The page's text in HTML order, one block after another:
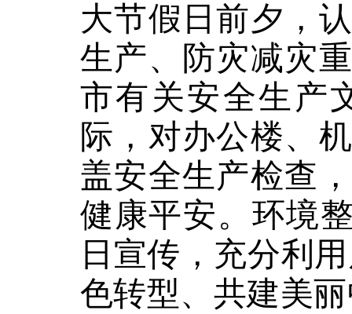
大节假日前夕，
生产、防灾减灾
市有关安全生产
际，对办公楼、
盖安全生产检查
健康平安。 环境
日宣传，充分利
色转型、共建美